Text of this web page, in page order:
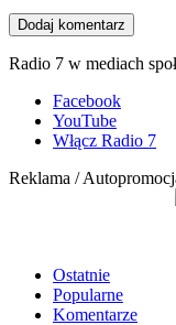
Radio 7 w mediach
Facebook
YouTube
Włącz Radio 7
Reklama /
Ostatnie
Popularne
Komentarze